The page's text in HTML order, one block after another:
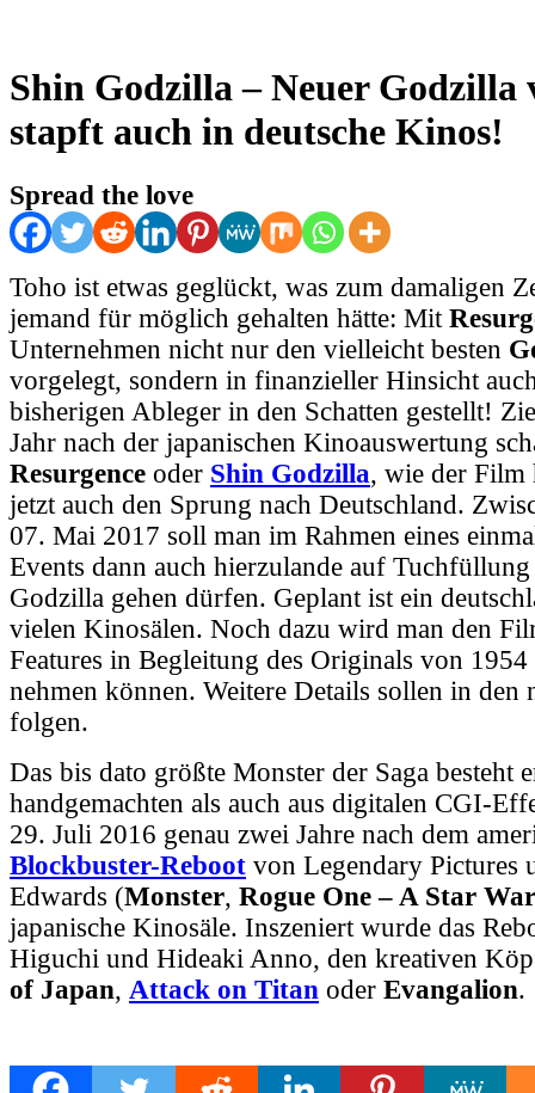
Shin Godzilla – Neuer Godzilla
stapft auch in deutsche Kinos!
Spread the love
Toho ist etwas geglückt, was zum damaligen
jemand für möglich gehalten hätte: Mit
Unternehmen nicht nur den vielleicht besten
vorgelegt, sondern in finanzieller Hinsicht
bisherigen Ableger in den Schatten gestellt!
Jahr nach der japanischen Kinoauswertung
Resurgence oder Shin Godzilla, wie der Film
jetzt auch den Sprung nach Deutschland.
07. Mai 2017 soll man im Rahmen eines
Events dann auch hierzulande auf
Godzilla gehen dürfen. Geplant ist ein
vielen Kinosälen. Noch dazu wird man den
Features in Begleitung des Originals von
nehmen können. Weitere Details sollen in den
folgen.
Das bis dato größte Monster der Saga besteht
handgemachten als auch aus digitalen CGI-
29. Juli 2016 genau zwei Jahre nach dem
Blockbuster-Reboot von Legendary Pictures
Edwards (Monster, Rogue One – A Star
japanische Kinosäle. Inszeniert wurde das
Higuchi und Hideaki Anno, den kreativen
of Japan, Attack on Titan oder Evangalion.